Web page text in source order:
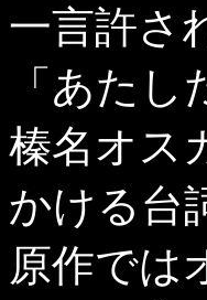
一言許さ
「あた
榛名オス
かける台
原作では